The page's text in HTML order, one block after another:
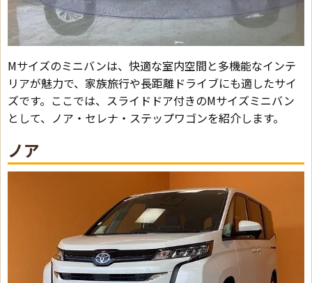
Mサイズのミニバンは、快適な室内空間と多機能なインテ
リアが魅力で、家族旅行や長距離ドライブにも適したサイ
ズです。ここでは、スライドドア付きのMサイズミニバン
として、ノア・セレナ・ステップワゴンを紹介します。
ノア